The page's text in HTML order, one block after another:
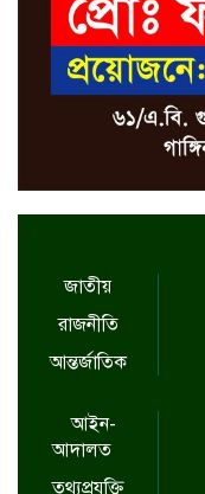
জাতীয়
রাজনীতি
আন্তর্জাতিক
আইন-
আদালত
তথ্যপ্রযুক্তি